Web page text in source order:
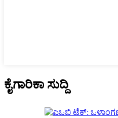
ಕೈಗಾರಿಕಾ ಸುದ್ದಿ